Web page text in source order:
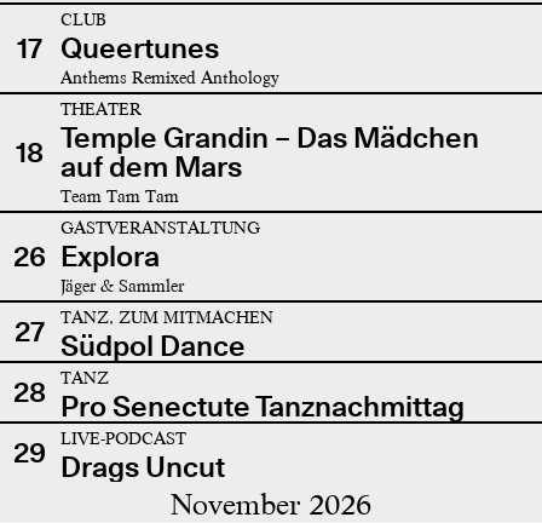
17
CLUB
Queertunes
Anthems Remixed Anthology
18
THEATER
Temple Grandin – Das Mädchen
auf dem Mars
Team Tam Tam
26
GASTVERANSTALTUNG
Explora
Jäger & Sammler
27 TANZ, ZUM MITMACHEN
Südpol Dance
28
TANZ
Pro Senectute Tanznachmittag
29
LIVE-PODCAST
Drags Uncut
November 2026